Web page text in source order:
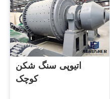
اتیوپی سنگ شکن
کوچک